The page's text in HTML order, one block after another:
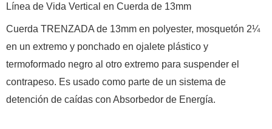
Línea de Vida Vertical en Cuerda de 13mm
Cuerda TRENZADA de 13mm en polyester, mosquetón 2¼
en un extremo y ponchado en ojalete plástico y
termoformado negro al otro extremo para suspender el
contrapeso. Es usado como parte de un sistema de
detención de caídas con Absorbedor de Energía.